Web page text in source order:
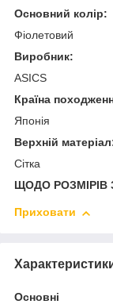
Основний колір:
Фіолетовий
Виробник:
ASICS
Країна
Японія
Верхній
Сітка
ЩОДО
Приховати
Основні